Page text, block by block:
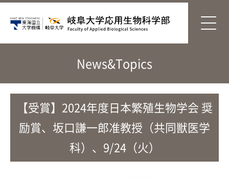
News&Topics
【受賞】2024年度日本繁殖生物学会 奨
励賞、坂口謙一郎准教授（共同獣医学
科）、9/24（火）